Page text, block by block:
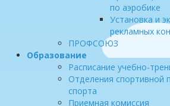
по аэробике
Установка и
рекламных
ПРОФСОЮЗ
Образование
Расписание учебно-
Отделения спортивной
спорта
Приемная комиссия